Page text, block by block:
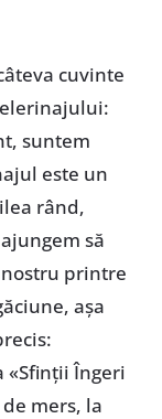
cuvinte
suntem
este un
rând,
să
printre
așa
Îngeri
mers, la